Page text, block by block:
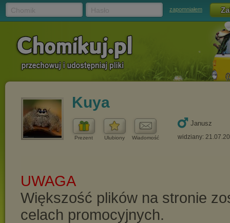
zapomniałem
Kuya
Prezent Ulubiony Wiadomość
Janusz
widziany: